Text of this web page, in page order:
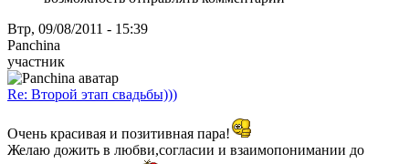
Втр, 09/08/2011 - 15:39
Panchina
участник
Re: Второй этап свадьбы)))
Очень красивая и позитивная пара!
Желаю дожить в любви,согласии и взаимопонимании до